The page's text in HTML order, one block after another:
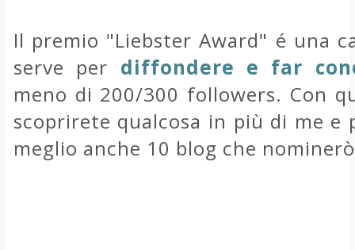
Il premio "Liebster Award" é una
serve per diffondere e far
meno di 200/300 followers. Con
scoprirete qualcosa in più di me e
meglio anche 10 blog che